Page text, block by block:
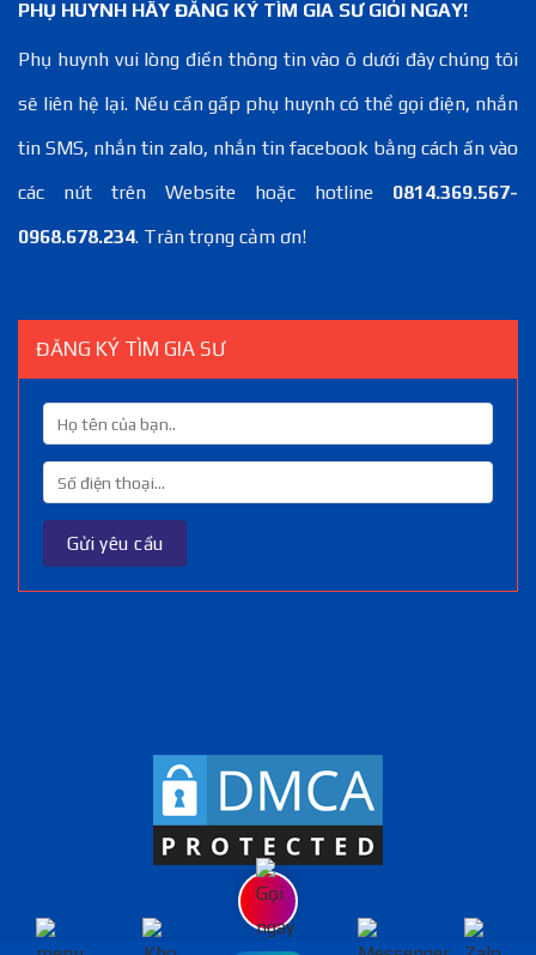
PHỤ HUYNH HÃY ĐĂNG KÝ TÌM GIA SƯ GIỎI NGAY!
Phụ huynh vui lòng điền thông tin vào ô dưới đây chúng tôi
sẽ liên hệ lại. Nếu cần gấp phụ huynh có thể gọi điện, nhắn
tin SMS, nhắn tin zalo, nhắn tin facebook bằng cách ấn vào
các nút trên Website hoặc hotline 0814.369.567-
0968.678.234. Trân trọng cảm ơn!
ĐĂNG KÝ TÌM GIA SƯ